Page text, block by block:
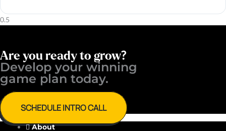
Are you ready to grow?
Develop your winning ​
game plan today.
SCHEDULE INTRO CALL
About